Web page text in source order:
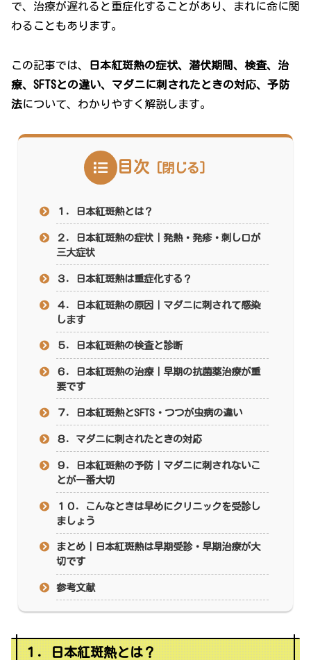
で、治療が遅れると重症化することがあり、まれに命に関
わることもあります。
この記事では、
日本紅斑熱の症状、潜伏期間、検査、治
療、SFTSとの違い、マダニに刺されたときの対応、予防
法について、わかりやすく解説します。
目次
１．日本紅斑熱とは？
２．日本紅斑熱の症状｜発熱・発疹・刺し口が
三大症状
３．日本紅斑熱は重症化する？
４．日本紅斑熱の原因｜マダニに刺されて感染
します
５．日本紅斑熱の検査と診断
６．日本紅斑熱の治療｜早期の抗菌薬治療が重
要です
７．日本紅斑熱とSFTS・つつが虫病の違い
８．マダニに刺されたときの対応
９．日本紅斑熱の予防｜マダニに刺されないこ
とが一番大切
１０．こんなときは早めにクリニックを受診し
ましょう
まとめ｜日本紅斑熱は早期受診・早期治療が大
切です
参考文献
１．日本紅斑熱とは？